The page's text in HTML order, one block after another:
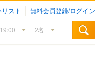
スト 無料会員登録/ログイン